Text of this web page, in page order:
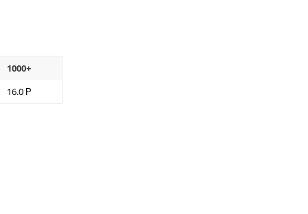
1000+
16.0 Р